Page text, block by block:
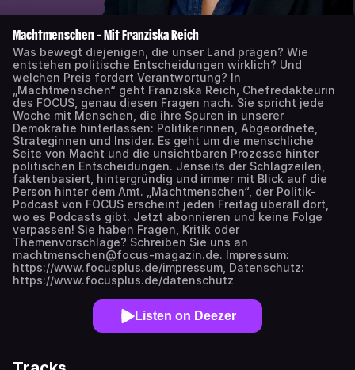
Machtmenschen – Mit Franziska Reich
Was bewegt diejenigen, die unser Land prägen? Wie
entstehen politische Entscheidungen wirklich? Und
welchen Preis fordert Verantwortung? In
„Machtmenschen“ geht Franziska Reich, Chefredakteurin
des FOCUS, genau diesen Fragen nach. Sie spricht jede
Woche mit Menschen, die ihre Spuren in unserer
Demokratie hinterlassen: Politikerinnen, Abgeordnete,
Strateginnen und Insider. Es geht um die menschliche
Seite von Macht und die unsichtbaren Prozesse hinter
politischen Entscheidungen. Jenseits der Schlagzeilen,
faktenbasiert, hintergründig und immer mit Blick auf die
Person hinter dem Amt. „Machtmenschen“, der Politik-
Podcast von FOCUS erscheint jeden Freitag überall dort,
wo es Podcasts gibt. Jetzt abonnieren und keine Folge
verpassen! Sie haben Fragen, Kritik oder
Themenvorschläge? Schreiben Sie uns an
machtmenschen@focus-magazin.de. Impressum:
https://www.focusplus.de/impressum, Datenschutz:
https://www.focusplus.de/datenschutz
Listen on Deezer